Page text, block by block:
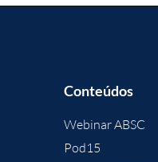
Conteúdos
Webinar ABSC
Pod15